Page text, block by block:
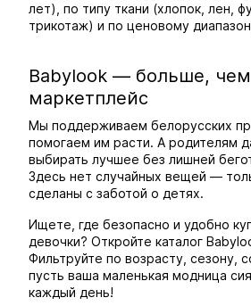
лет), по типу ткани (хлопок, лен,
трикотаж) и по ценовому
Babylook — больше, чем
маркетплейс
Мы поддерживаем белорусских
помогаем им расти. А родителям
выбирать лучшее без лишней
Здесь нет случайных вещей —
сделаны с заботой о детях.
Ищете, где безопасно и удобно
девочки? Откройте каталог
Фильтруйте по возрасту, сезону,
пусть ваша маленькая модница
каждый день!